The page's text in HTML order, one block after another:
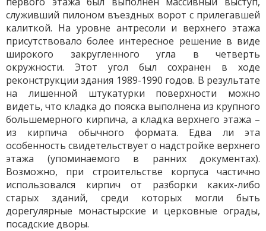
служивший пилоном въездных ворот с прилегавшей
калиткой. На уровне антресоли и верхнего этажа
присутствовало более интересное решение в виде
широкого закругленного угла в четверть
окружности. Этот угол был сохранен в ходе
реконструкции здания 1989-1990 годов. В результате
на лишенной штукатурки поверхности можно
видеть, что кладка до пояска выполнена из крупного
большемерного кирпича, а кладка верхнего этажа –
из кирпича обычного формата. Едва ли эта
особенность свидетельствует о надстройке верхнего
этажа (упоминаемого в ранних документах).
Возможно, при строительстве корпуса частично
использовался кирпич от разборки каких-либо
старых зданий, среди которых могли быть
дорегулярные монастырские и церковные ограды,
посадские дворы.